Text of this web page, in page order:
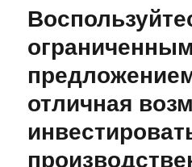
ограниченным
отличная